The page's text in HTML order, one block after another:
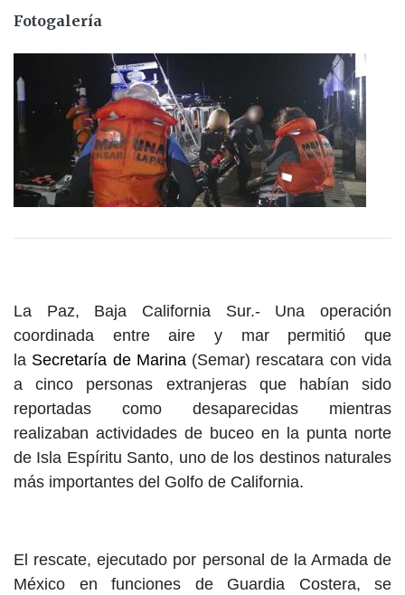
Fotogalería
La Paz, Baja California Sur.- Una operación
coordinada entre aire y mar permitió que
la Secretaría de Marina(Semar) rescatara con vida
a cinco personas extranjeras que habían sido
reportadas como desaparecidas mientras
realizaban actividades de buceo en la punta norte
de Isla Espíritu Santo, uno de los destinos naturales
más importantes del Golfo de California.
El rescate, ejecutado por personal de la Armada de
México en funciones de Guardia Costera, se